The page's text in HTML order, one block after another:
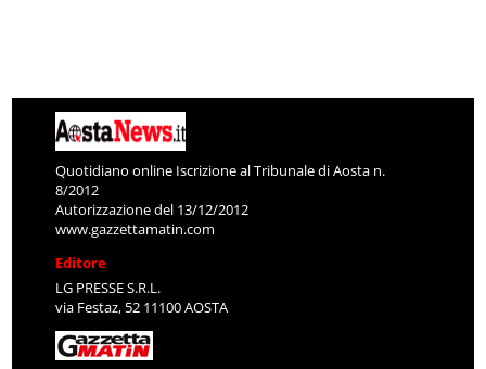
Quotidiano online Iscrizione al Tribunale di Aosta n.
8/2012
Autorizzazione del 13/12/2012
www.gazzettamatin.com
Editore
LG PRESSE S.R.L.
via Festaz, 52 11100 AOSTA